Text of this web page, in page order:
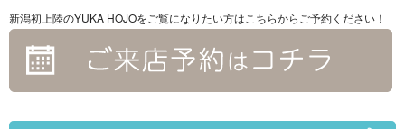
新潟初上陸のYUKA HOJOをご覧になりたい方はこちらからご予約ください！